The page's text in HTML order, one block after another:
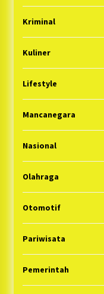
Kriminal
Kuliner
Lifestyle
Mancanegara
Nasional
Olahraga
Otomotif
Pariwisata
Pemerintah